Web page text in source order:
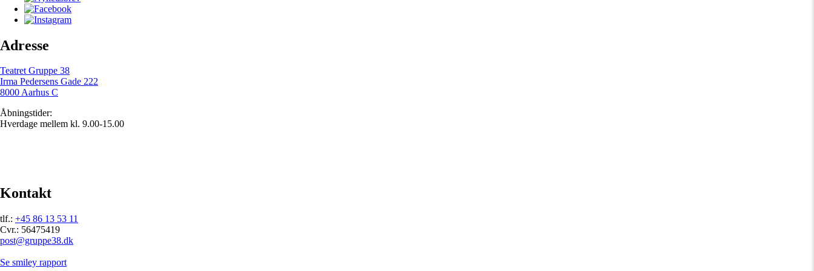
Adresse
Teatret Gruppe 38
Irma Pedersens Gade 222
8000 Aarhus C
Åbningstider:
Hverdage mellem kl. 9.00-15.00
Kontakt
tlf.: +45 86 13 53 11
Cvr.: 56475419
post@gruppe38.dk
Se smiley rapport